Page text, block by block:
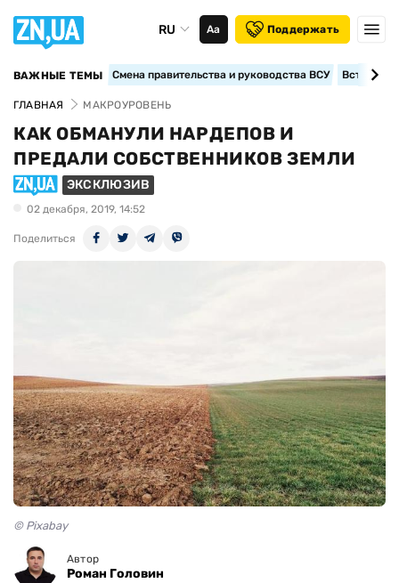
RU Аа Поддержать
ВАЖНЫЕ ТЕМЫ Смена правительства и руководства ВСУ
ГЛАВНАЯ МАКРОУРОВЕНЬ
КАК ОБМАНУЛИ НАРДЕПОВ И
ПРЕДАЛИ СОБСТВЕННИКОВ ЗЕМЛИ
ЭКСКЛЮЗИВ
02 декабря, 2019, 14:52
Поделиться
© Pixabay
Автор
Роман Головин